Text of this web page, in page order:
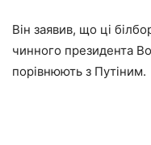
Він заявив, що ці
чинного президента
порівнюють з Путіним.